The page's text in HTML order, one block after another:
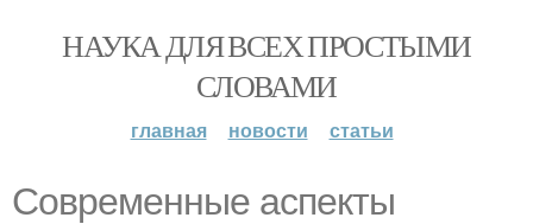
НАУКА ДЛЯ ВСЕХ ПРОСТЫМИ
СЛОВАМИ
главная новости статьи
Современные аспекты